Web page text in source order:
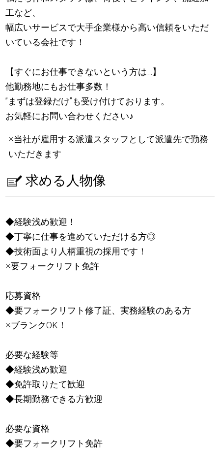
工など、
幅広いサービスで大手企業様から高い信頼をいただ
いている会社です！
【すぐにお仕事できないという方は…】
他勤務地にもお仕事多数！
”まずは登録だけ”も受け付けております。
お気軽にお問い合わせください♪
※当社が雇用する派遣スタッフとして派遣先で勤務
いただきます
求める人物像
◆経験浅め歓迎！
◆丁寧に仕事を進めていただける方◎
◆技術面より人柄重視の採用です！
※要フォークリフト免許
応募資格
◆要フォークリフト修了証、実務経験のある方
※ブランクOK！
必要な経験等
◆経験浅め歓迎
◆免許取りたて歓迎
◆長期勤務できる方歓迎
必要な資格
◆要フォークリフト免許